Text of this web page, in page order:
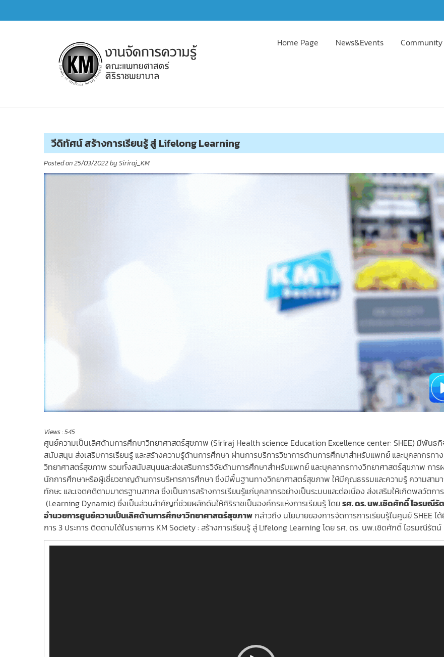
to
Home Page News&Events
วีดิทัศน์ สร้างการเรียนรู้ สู่ Lifelong Learning
Posted on25/03/2022by Siriraj_KM
Views :545
ศูนย์ความเป็นเลิศด้านการศึกษาวิทยาศาสตร์สุขภาพ (Siriraj Health science Education Excellence center: SHEE) มีพันธกิ
สนับสนุน ส่งเสริมการเรียนรู้ และสร้างความรู้ด้านการศึกษา ผ่านการบริการวิชาการด้านการศึกษาสำหรับแพทย์ และบุคลากรทาง
วิทยาศาสตร์สุขภาพ รวมทั้งสนับสนุนและส่งเสริมการวิจัยด้านการศึกษาสำหรับแพทย์ และบุคลากรทางวิทยาศาสตร์สุขภาพ การ
นักการศึกษาหรือผู้เชี่ยวชาญด้านการบริหารการศึกษา ซึ่งมีพื้นฐานทางวิทยาศาสตร์สุขภาพ ให้มีคุณธรรมและความรู้ ความสาม
ทักษะ และเจตคติตามมาตรฐานสากล ซึ่งเป็นการสร้างการเรียนรู้แก่บุคลากรอย่างเป็นระบบและต่อเนื่อง ส่งเสริมให้เกิดพลวัตกา
(Learning Dynamic) ซึ่งเป็นส่วนสำคัญที่ช่วยผลักดันให้ศิริราชเป็นองค์กรแห่งการเรียนรู้ โดยรศ. ดร. นพ.เชิดศักดิ์ ไอรมณีรั
อำนวยการศูนย์ความเป็นเลิศด้านการศึกษาวิทยาศาสตร์สุขภาพกล่าวถึง นโยบายของการจัดการการเรียนรู้ในศูนย์ SHEE ไ
การ 3 ประการ ติดตามได้ในรายการ KM Society : สร้างการเรียนรู้ สู่ Lifelong Learning โดยรศ. ดร. นพ.เชิดศักดิ์ไอรมณีรัตน์